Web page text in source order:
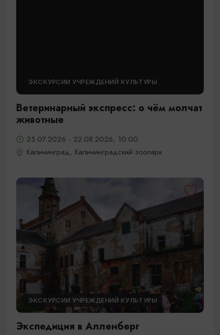
ЭКСКУРСИИ УЧРЕЖДЕНИЙ КУЛЬТУРЫ
Ветеринарный экспресс: о чём молчат
животные
25.07.2026 - 22.08.2026, 10:00
Калининград, Калининградский зоопарк
ЭКСКУРСИИ УЧРЕЖДЕНИЙ КУЛЬТУРЫ
Экспедиция в Алленберг